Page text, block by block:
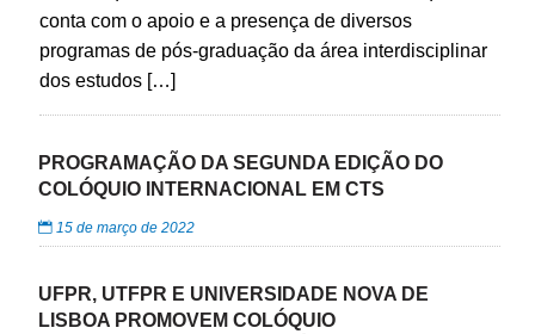
conta com o apoio e a presença de diversos
programas de pós-graduação da área interdisciplinar
dos estudos […]
PROGRAMAÇÃO DA SEGUNDA EDIÇÃO DO
COLÓQUIO INTERNACIONAL EM CTS
15 de março de 2022
UFPR, UTFPR E UNIVERSIDADE NOVA DE
LISBOA PROMOVEM COLÓQUIO